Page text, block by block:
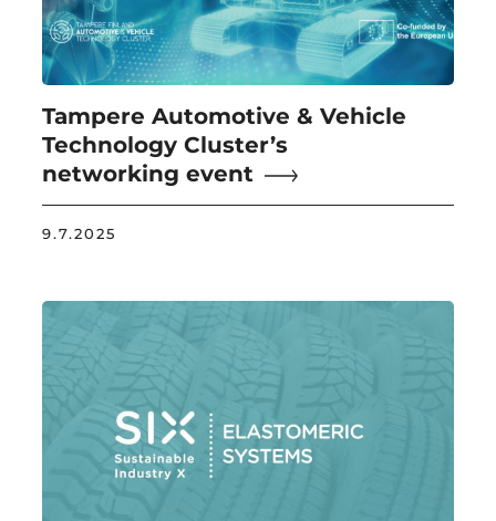
Tampere Automotive & Vehicle
Technology Cluster’s
networking event
9.7.2025